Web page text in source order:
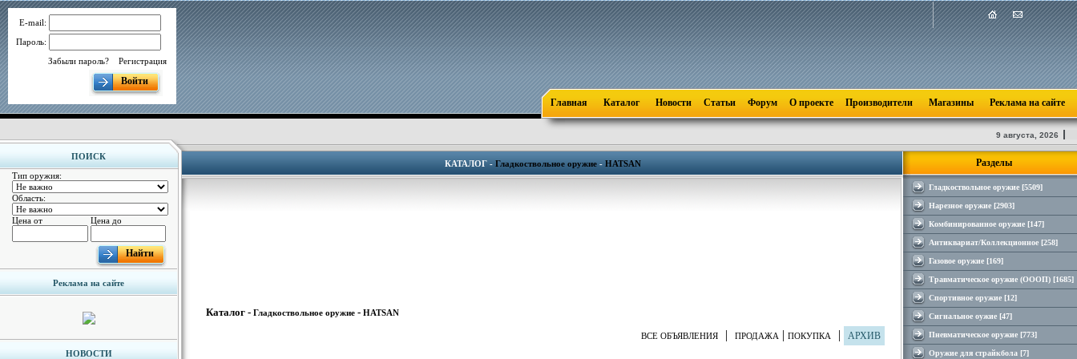
E-mail:
Пароль:
Забыли пароль?
Регистрация
Войти
Главная
Каталог Новости Статьи Форум О проекте Производители Магазины Реклама на сайте
9 августа, 2026
ПОИСК
Тип оружия:
Область:
Цена от Цена до
Найти
Реклама на сайте
НОВОСТИ
КАТАЛОГ - Гладкоствольное оружие- HATSAN
Каталог - Гладкоствольное оружие - HATSAN
ВСЕ ОБЪЯВЛЕНИЯ | ПРОДАЖА | ПОКУПКА | АРХИВ
Разделы
Гладкоствольное оружие [5509]
Нарезное оружие [2903]
Комбинированное оружие [147]
Антиквариат/Коллекционное [258]
Газовое оружие [169]
Травматическое оружие (ОООП) [1685]
Спортивное оружие [12]
Сигнальное оужие [47]
Пневматическое оружие [773]
Оружие для страйкбола [7]